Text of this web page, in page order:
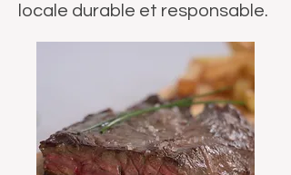
locale durable et responsable.